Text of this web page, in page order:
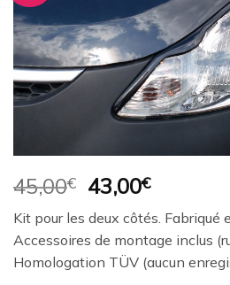
45,00€
Le
prix
initial
était :
45,00€.
43,00€Le
prix
actuel
est :
43,00€.
Kit pour les deux côtés. Fabriqué
Accessoires de montage inclus
Homologation TÜV (aucun